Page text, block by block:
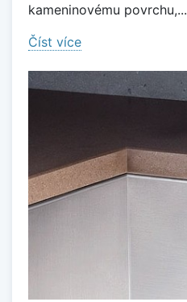
kameninovému povrchu,...
Číst více